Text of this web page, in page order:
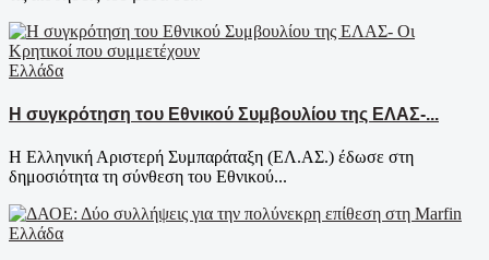
Ελλάδα
Η συγκρότηση του Εθνικού Συμβουλίου της ΕΛΑΣ-...
Η Ελληνική Αριστερή Συμπαράταξη (ΕΛ.ΑΣ.) έδωσε στη
δημοσιότητα τη σύνθεση του Εθνικού...
Ελλάδα